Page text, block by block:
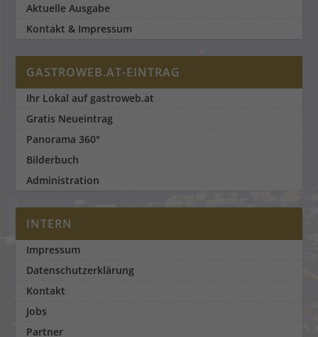
Aktuelle Ausgabe
Kontakt & Impressum
GASTROWEB.AT-EINTRAG
Ihr Lokal auf gastroweb.at
Gratis Neueintrag
Panorama 360°
Bilderbuch
Administration
INTERN
Impressum
Datenschutzerklärung
Kontakt
Jobs
Partner